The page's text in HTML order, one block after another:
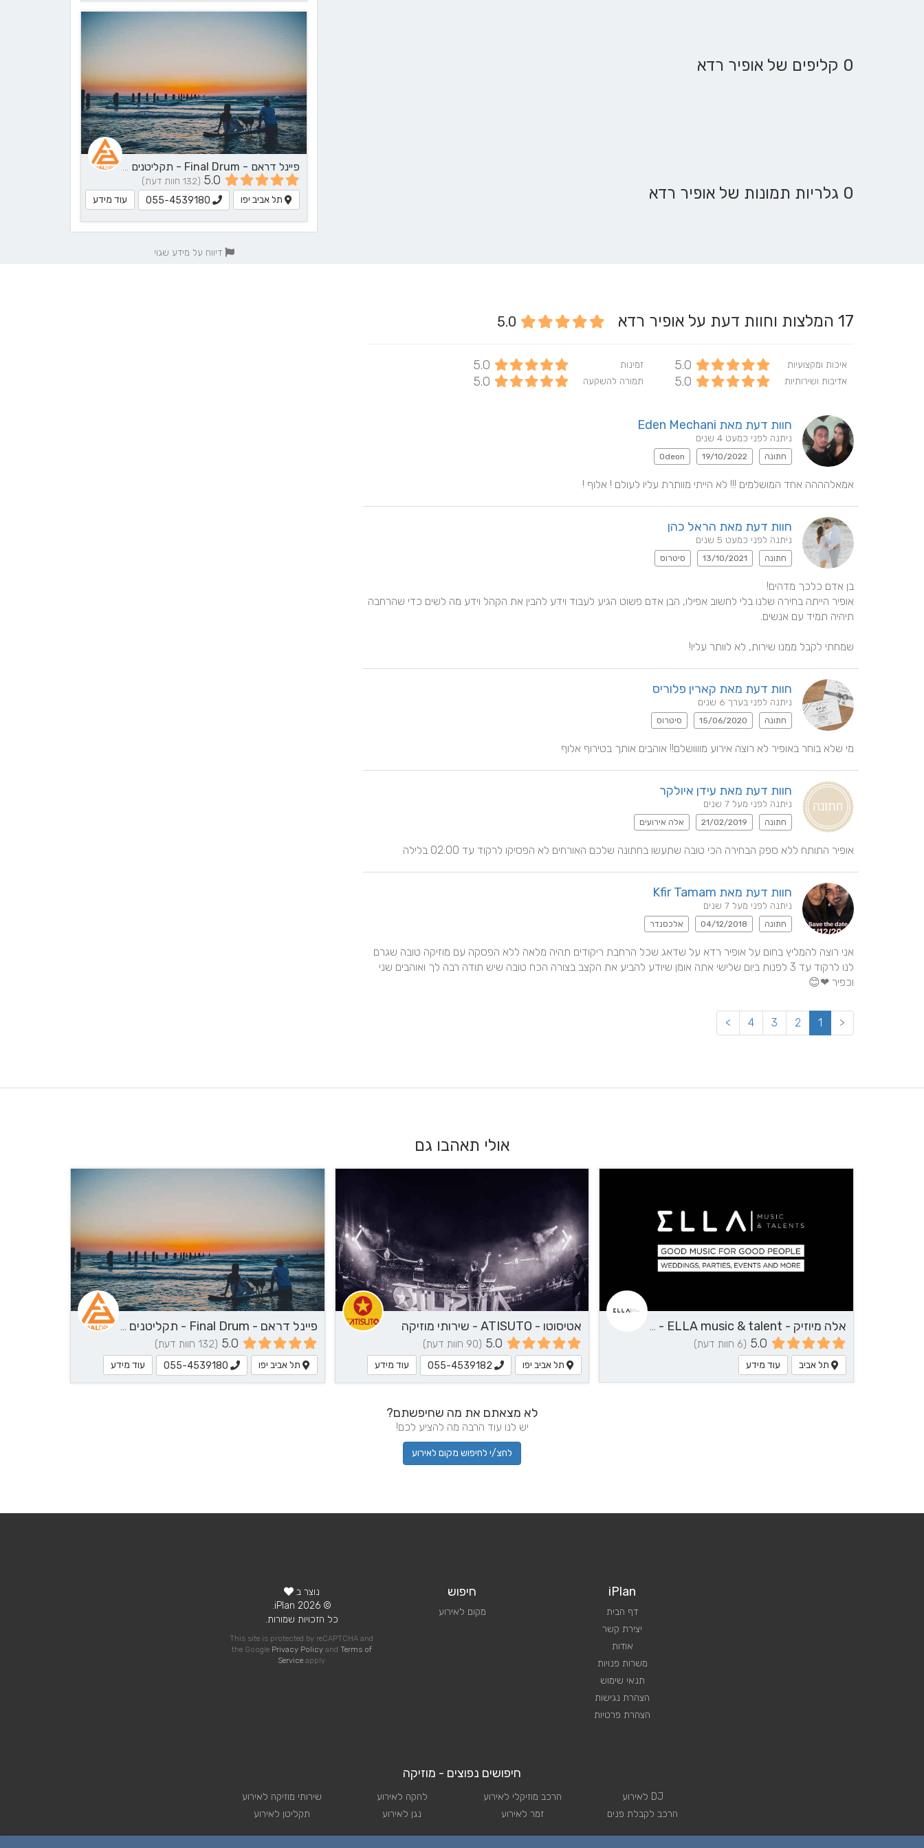
פיינל דראם - Final Drum - תקליטנים - DJ, נגן / הרכב מוזיקלי, שירותי מוזיקה
5.0 (132 חוות דעת)
תל אביב יפו 055-4539180 עוד מידע
דיווח על מידע שגוי
0 קליפים של אופיר רדא
0 גלריות תמונות של אופיר רדא
17 המלצות וחוות דעת על אופיר רדא 5.0
איכות ומקצועיות 5.0 זמינות 5.0
אדיבות ושירותיות 5.0 תמורה להשקעה 5.0
חוות דעת מאת Eden Mechani
ניתנה לפני כמעט 4 שנים
חתונה 19/10/2022
Odeon
אמאלהההה אחד המושלמים !!! לא הייתי מוותרת עליו לעולם ! אלוף !
חוות דעת מאת הראל כהן
ניתנה לפני כמעט 5 שנים
חתונה 13/10/2021 סיטרוס
שמחתי לקבל ממנו שירות, לא לוותר עליו!
חוות דעת מאת קארין פלוריס
ניתנה לפני בערך 6 שנים
חתונה 15/06/2020 סיטרוס
מי שלא בוחר באופיר לא רוצה אירוע מוווושלם!! אוהבים אותך בטירוף אלוף
חוות דעת מאת עידן איולקר
ניתנה לפני מעל 7 שנים
חתונה 21/02/2019 אלה אירועים
אופיר התותח ללא ספק הבחירה הכי טובה שתעשו בחתונה שלכם האורחים לא הפסיקו לרקוד עד 02:00 בלילה
חוות דעת מאת Kfir Tamam
ניתנה לפני מעל 7 שנים
חתונה 04/12/2018 אלכסנדר
וכפיר ❤😊
<
1
2
3
4
>
אולי תאהבו גם
אלה מיוזיק - ELLA music & talent - שירותי מוזיקה
5.0 (6 חוות דעת)
תל אביב עוד מידע
אטיסוטו - ATISUTO - שירותי מוזיקה
5.0 (90 חוות דעת)
תל אביב יפו 055-4539182 עוד מידע
פיינל דראם - Final Drum - תקליטנים - DJ, נגן / הרכב מוזיקלי, שירותי מוזיקה
5.0 (132 חוות דעת)
תל אביב יפו 055-4539180 עוד מידע
לא מצאתם את מה שחיפשתם?
יש לנו עוד הרבה מה להציע לכם!
לחצ/י לחיפוש מקום לאירוע
iPlan
דף הבית
יצירת קשר
אודות
משרות פנויות
תנאי שימוש
הצהרת נגישות
הצהרת פרטיות
חיפוש
מקום לאירוע
נוצר ב
© 2026 iPlan.
כל הזכויות שמורות.
This site is protected by reCAPTCHA and
the Google Privacy Policyand Terms of
Service apply
חיפושים נפוצים - מוזיקה
DJ לאירוע
הרכב לקבלת פנים
הרכב מוזיקלי לאירוע
זמר לאירוע
להקה לאירוע
נגן לאירוע
שירותי מוזיקה לאירוע
תקליטן לאירוע